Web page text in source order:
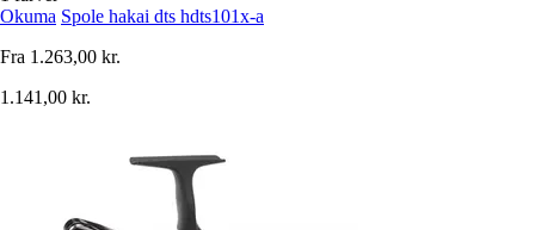
Okuma Spole hakai dts hdts101x-a
Fra 1.263,00 kr.
1.141,00 kr.